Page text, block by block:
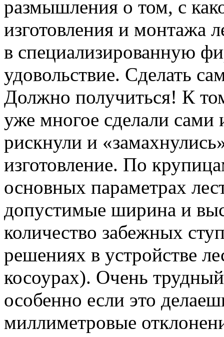
размышления о том, с
изготовления и монтажа
в специализированную
удовольствие. Сделать
Должно получиться! К
уже многое сделали
рискнули и
изготовление. По
основных параметрах
допустимые ширина и
количество забежных
решениях в устройстве
косоурах). Очень
особенно если это
миллиметровые